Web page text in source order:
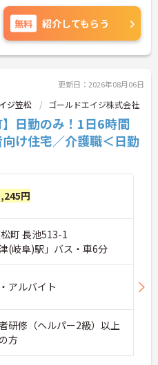
迎しています。
トなど、さらに
軽にご相談くださ
無料 紹介してもらう
更新日：2026年08月06日
ジ笠松 ゴールドエイジ株式会社
】日勤のみ！1日6時間
け住宅／介護職＜日勤
円
町 長池513-1
(岐阜)駅」バス・車6分
アルバイト
研修（ヘルパー2級）以上
方